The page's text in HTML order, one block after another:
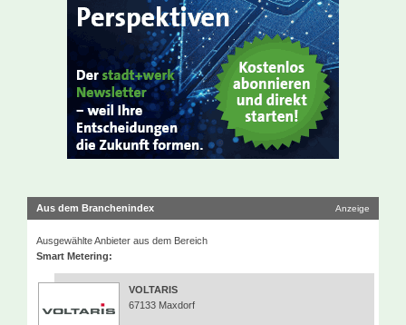
Aus dem Branchenindex Anzeige
Ausgewählte Anbieter aus dem Bereich
Smart Metering:
VOLTARIS
67133 Maxdorf